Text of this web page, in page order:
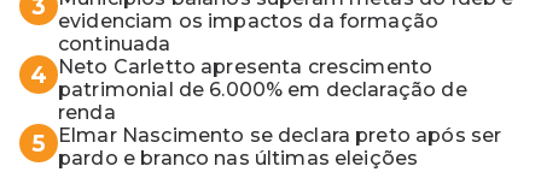
3
evidenciam os impactos da formação
continuada
4
Neto Carletto apresenta crescimento
patrimonial de 6.000% em declaração de
renda
5
Elmar Nascimento se declara preto após ser
pardo e branco nas últimas eleições